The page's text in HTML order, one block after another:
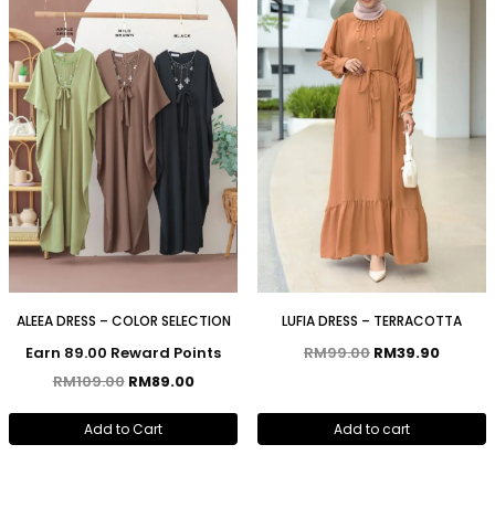
ALEEA DRESS – COLOR SELECTION
Earn 89.00 Reward Points
RM109.00 RM89.00
Add to Cart
LUFIA DRESS – TERRACOTTA
RM99.00 RM39.90
Add to cart